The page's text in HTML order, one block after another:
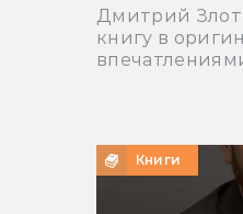
Дмитрий
книгу в
Книги